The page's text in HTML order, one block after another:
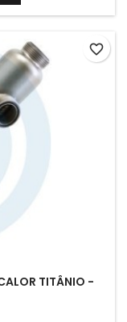
TITÂNIO -
favorite_border